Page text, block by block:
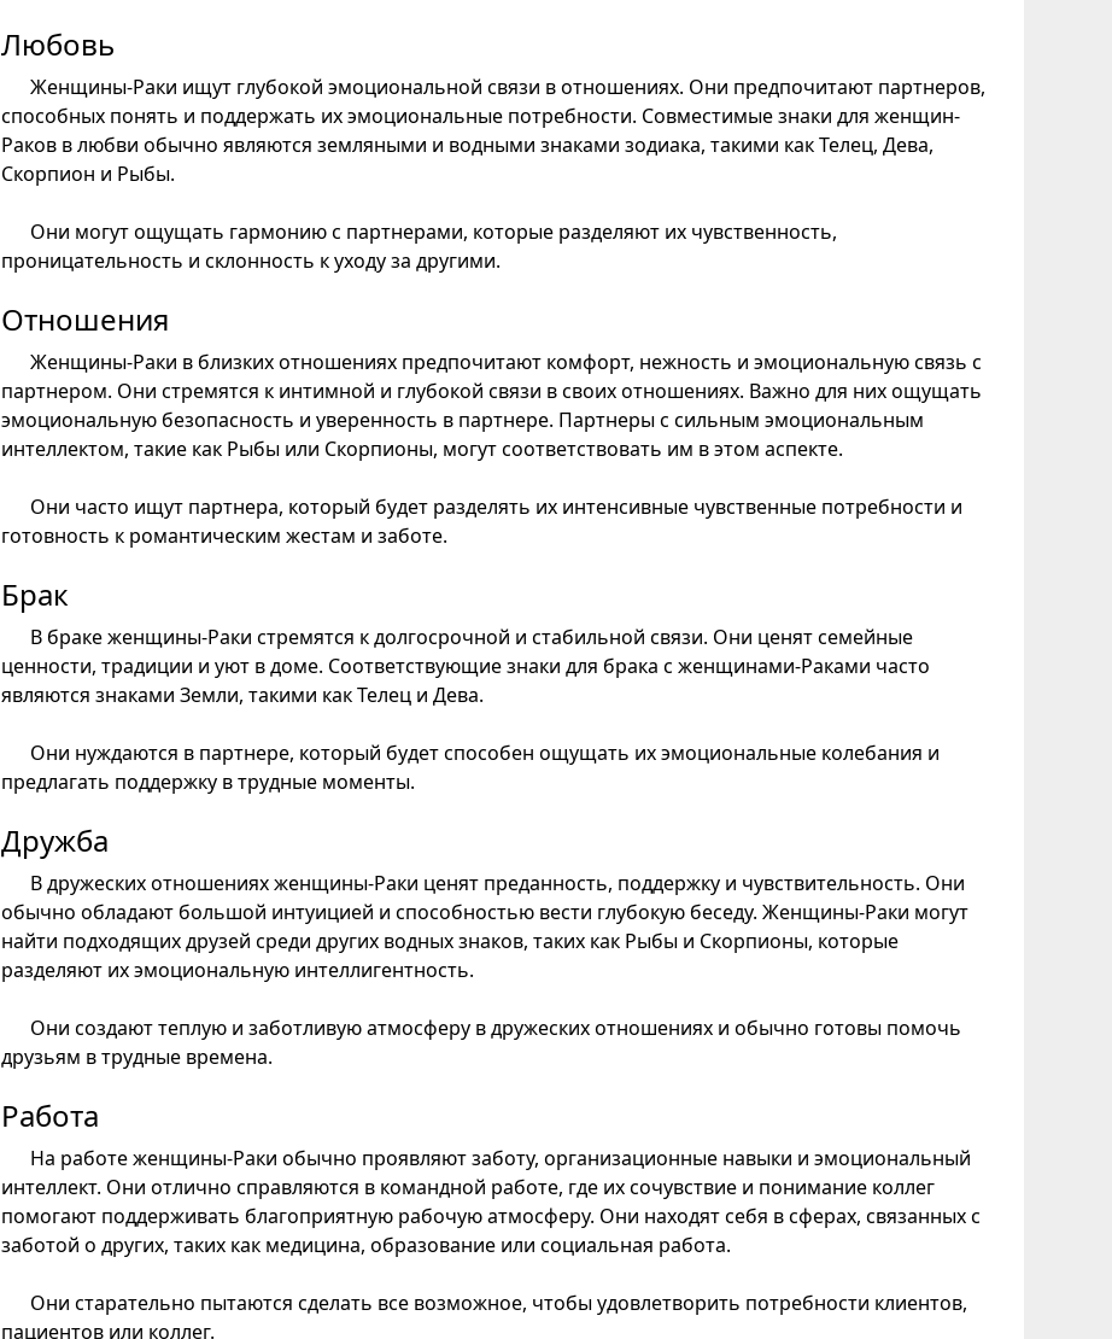
Любовь
Женщины-Раки ищут глубокой эмоциональной связи в отношениях. Они предпочитают партнеров,
способных понять и поддержать их эмоциональные потребности. Совместимые знаки для женщин-
Раков в любви обычно являются земляными и водными знаками зодиака, такими как Телец, Дева,
Скорпион и Рыбы.
Они могут ощущать гармонию с партнерами, которые разделяют их чувственность,
проницательность и склонность к уходу за другими.
Отношения
Женщины-Раки в близких отношениях предпочитают комфорт, нежность и эмоциональную связь с
партнером. Они стремятся к интимной и глубокой связи в своих отношениях. Важно для них ощущать
эмоциональную безопасность и уверенность в партнере. Партнеры с сильным эмоциональным
интеллектом, такие как Рыбы или Скорпионы, могут соответствовать им в этом аспекте.
Они часто ищут партнера, который будет разделять их интенсивные чувственные потребности и
готовность к романтическим жестам и заботе.
Брак
В браке женщины-Раки стремятся к долгосрочной и стабильной связи. Они ценят семейные
ценности, традиции и уют в доме. Соответствующие знаки для брака с женщинами-Раками часто
являются знаками Земли, такими как Телец и Дева.
Они нуждаются в партнере, который будет способен ощущать их эмоциональные колебания и
предлагать поддержку в трудные моменты.
Дружба
В дружеских отношениях женщины-Раки ценят преданность, поддержку и чувствительность. Они
обычно обладают большой интуицией и способностью вести глубокую беседу. Женщины-Раки могут
найти подходящих друзей среди других водных знаков, таких как Рыбы и Скорпионы, которые
разделяют их эмоциональную интеллигентность.
Они создают теплую и заботливую атмосферу в дружеских отношениях и обычно готовы помочь
друзьям в трудные времена.
Работа
На работе женщины-Раки обычно проявляют заботу, организационные навыки и эмоциональный
интеллект. Они отлично справляются в командной работе, где их сочувствие и понимание коллег
помогают поддерживать благоприятную рабочую атмосферу. Они находят себя в сферах, связанных с
заботой о других, таких как медицина, образование или социальная работа.
Они старательно пытаются сделать все возможное, чтобы удовлетворить потребности клиентов,
пациентов или коллег.